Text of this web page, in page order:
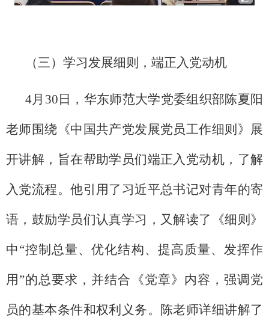
（三）学习发展细则，端正入党动机
4月30日，华东师范大学党委组织部陈夏阳
老师围绕《中国共产党发展党员工作细则》展
开讲解，旨在帮助学员们端正入党动机，了解
入党流程。他引用了习近平总书记对青年的寄
语，鼓励学员们认真学习，又解读了《细则》
中“控制总量、优化结构、提高质量、发挥作
用”的总要求，并结合《党章》内容，强调党
员的基本条件和权利义务。陈老师详细讲解了